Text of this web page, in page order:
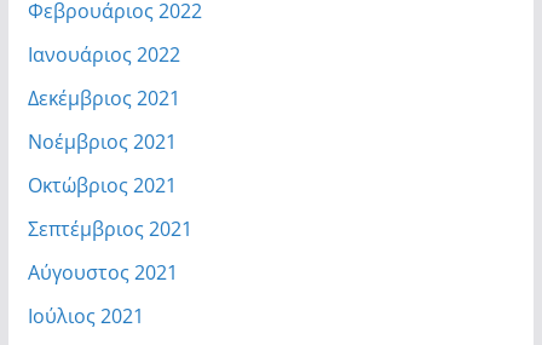
Φεβρουάριος 2022
Ιανουάριος 2022
Δεκέμβριος 2021
Νοέμβριος 2021
Οκτώβριος 2021
Σεπτέμβριος 2021
Αύγουστος 2021
Ιούλιος 2021